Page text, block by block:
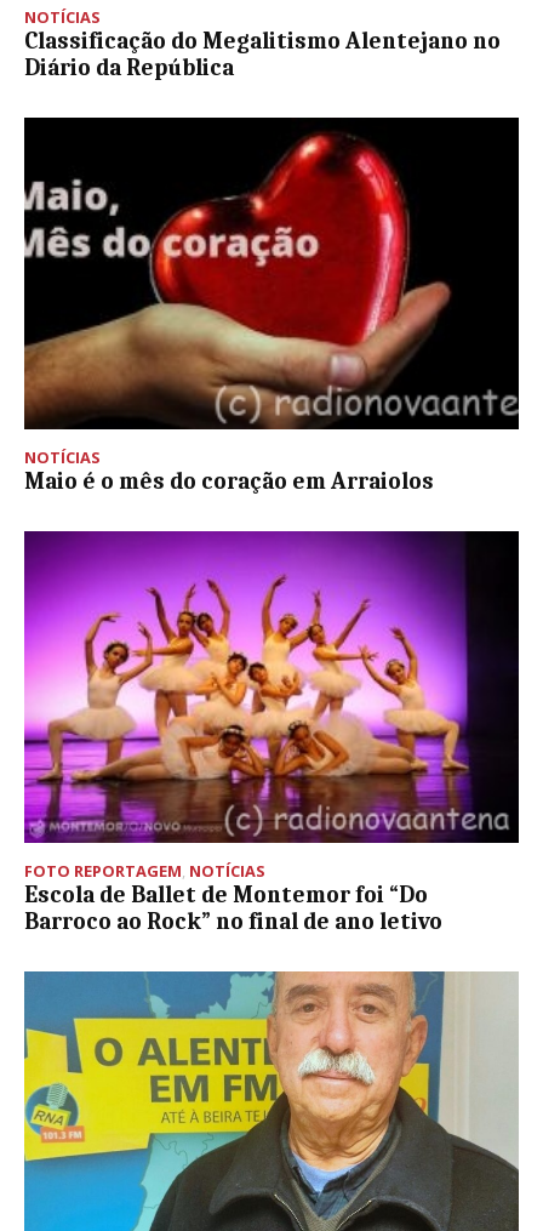
NOTÍCIAS
Classificação do Megalitismo Alentejano no
Diário da República
NOTÍCIAS
Maio é o mês do coração em Arraiolos
FOTO REPORTAGEM, NOTÍCIAS
Escola de Ballet de Montemor foi “Do
Barroco ao Rock” no final de ano letivo